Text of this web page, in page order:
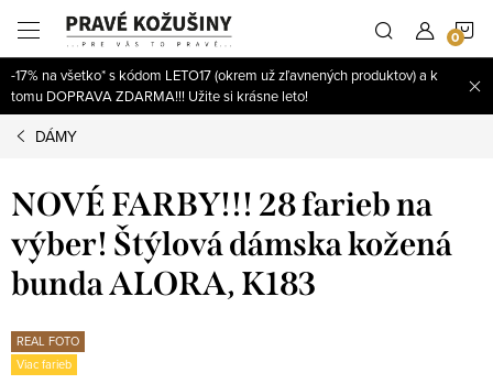
obsah
-17% na všetko* s kódom LETO17 (okrem už zľavnených produktov) a k
tomu DOPRAVA ZDARMA!!! Užite si krásne leto!
DÁMY
NOVÉ FARBY!!! 28 farieb na
výber! Štýlová dámska kožená
bunda ALORA, K183
REAL FOTO
Viac farieb